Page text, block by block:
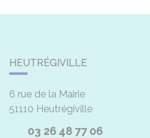
HEUTRÉGIVILLE
6 rue de la Mairie
51110 Heutrégiville
03 26 48 77 06